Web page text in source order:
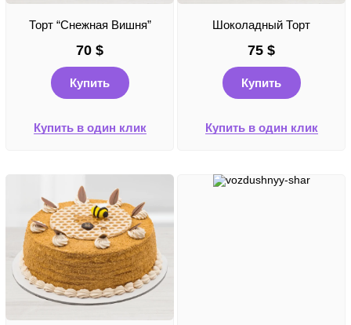
Торт “Снежная Вишня”
70 $
Купить
Купить в один клик
Шоколадный Торт
75 $
Купить
Купить в один клик